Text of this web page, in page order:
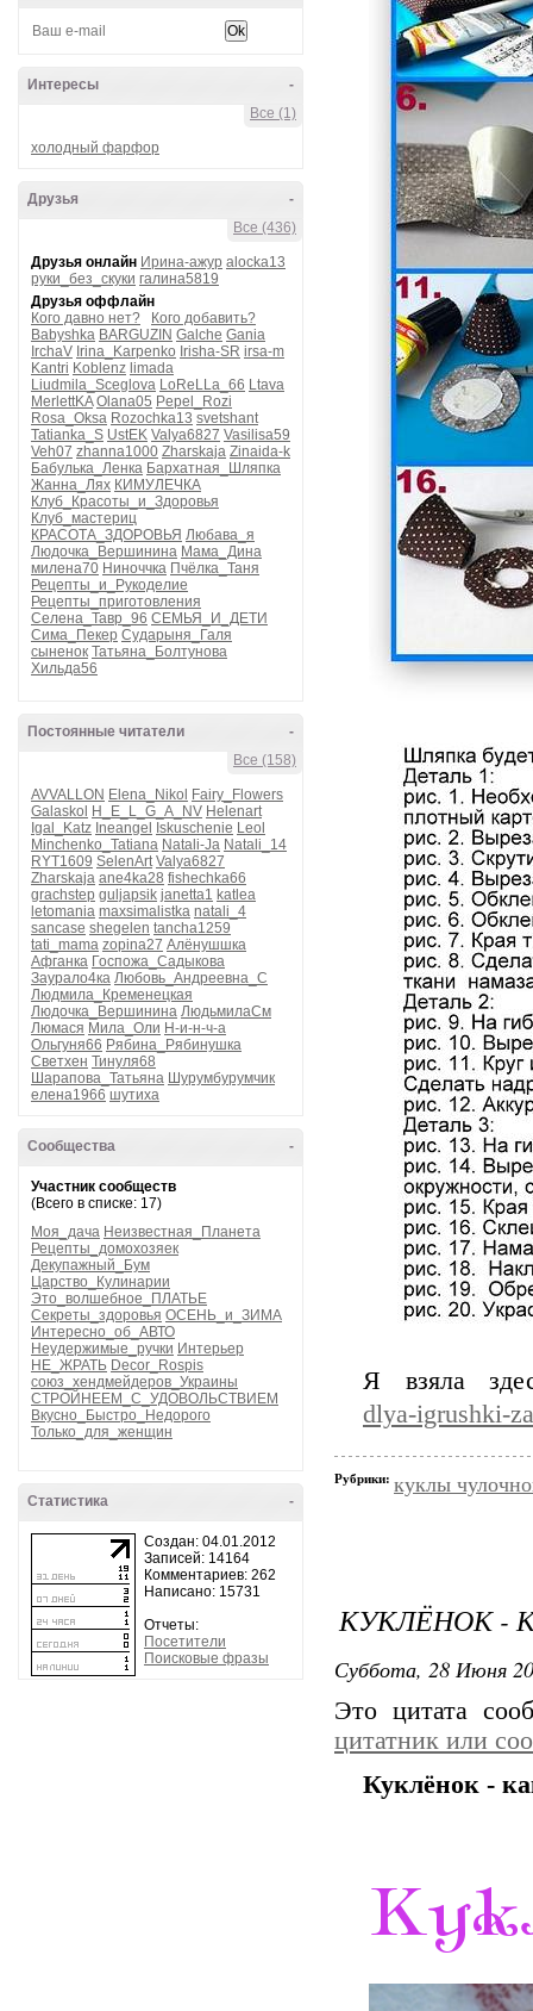
-
Интересы
Все (1)
холодный фарфор
-
Друзья
Все (436)
Друзья онлайн Ирина-ажур alocka13
руки_без_скуки галина5819
Друзья оффлайн
Кого давно нет?
Кого добавить?
Babyshka BARGUZIN Galche Gania
IrchaV Irina_Karpenko Irisha-SR irsa-m
Kantri Koblenz limada
Liudmila_Sceglova LoReLLa_66 Ltava
MerlettKA Olana05 Pepel_Rozi
Rosa_Oksa Rozochka13 svetshant
Tatianka_S UstEK Valya6827 Vasilisa59
Veh07 zhanna1000 Zharskaja Zinaida-k
Бабулька_Ленка Бархатная_Шляпка
Жанна_Лях КИМУЛЕЧКА
Клуб_Красоты_и_Здоровья
Клуб_мастериц
КРАСОТА_ЗДОРОВЬЯ Любава_я
Людочка_Вершинина Мама_Дина
милена70 Ниноччка Пчёлка_Таня
Рецепты_и_Рукоделие
Рецепты_приготовления
Селена_Тавр_96 СЕМЬЯ_И_ДЕТИ
Сима_Пекер Сударыня_Галя
сыненок Татьяна_Болтунова
Хильда56
-
Постоянные читатели
Все (158)
AVVALLON Elena_Nikol
Fairy_Flowers
Galaskol
H_E_L_G_A_NV Helenart
Igal_Katz Ineangel Iskuschenie Leol
Minchenko_Tatiana Natali-Ja Natali_14
RYT1609 SelenArt Valya6827
Zharskaja ane4ka28 fishechka66
grachstep guljapsik janetta1 katlea
letomania maxsimalistka natali_4
sancase shegelen tancha1259
tati_mama zopina27 Алёнушшка
Афганка Госпожа_Садыкова
Заурало4ка Любовь_Андреевна_С
Людмила_Кременецкая
Людочка_Вершинина ЛюдьмилаСм
Люмася Мила_Оли Н-и-н-ч-а
Ольгуня66 Рябина_Рябинушка
Светхен Тинуля68
Шарапова_Татьяна Шурумбурумчик
елена1966 шутиха
-
Сообщества
Участник сообществ
(Всего в списке: 17)
Моя_дача Неизвестная_Планета
Рецепты_домохозяек
Декупажный_Бум
Царство_Кулинарии
Это_волшебное_ПЛАТЬЕ
Секреты_здоровья ОСЕНЬ_и_ЗИМА
Интересно_об_АВТО
Неудержимые_ручки Интерьер
НЕ_ЖРАТЬ Decor_Rospis
союз_хендмейдеров_Украины
СТРОЙНЕЕМ_С_УДОВОЛЬСТВИЕМ
Вкусно_Быстро_Недорого
Только_для_женщин
-
Статистика
Создан: 04.01.2012
Записей: 14164
Комментариев: 262
Написано: 15731
Отчеты:
Посетители
Поисковые фразы
Я взяла
dlya-igrushki-
Рубрики: куклы
КУКЛЁНОК -
Суббота, 28 Июня
Это цитата
цитатник или
Куклёнок -